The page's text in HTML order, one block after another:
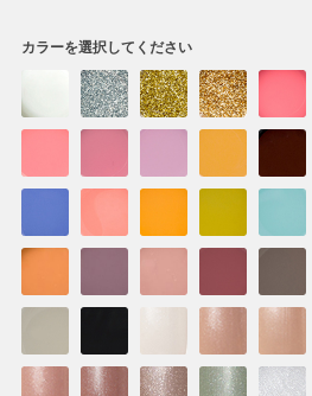
カラーを選択してください